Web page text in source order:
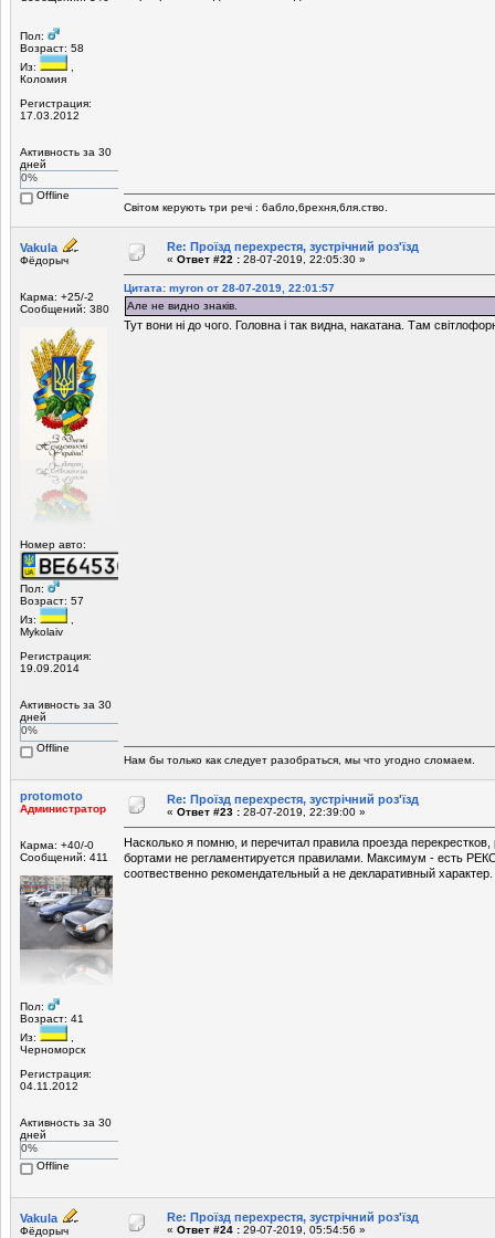
Пол:
Возраст: 58
Из:
Коломия
Регистрация:
17.03.2012
Активность за 30
дней
0%
Offline
Світом керують три речі : 6абло,6рехня,6ля.ство.
Vakula
Фёдорыч
Карма: +25/-2
Сообщений: 380
Номер авто:
Пол:
Возраст: 57
Из:
,
Mykolaiv
Регистрация:
19.09.2014
Активность за 30
дней
0%
Offline
Re: Проїзд перехрестя, зустрічний роз'їзд
« Ответ #22 : 28-07-2019, 22:05:30 »
Цитата: myron от 28-07-2019, 22:01:57
Але не видно знаків.
Тут вони ні до чого. Головна і так видна, накатана. Там
Нам бы только как следует разобраться, мы что угодно сломаем.
protomoto
Администратор
Карма: +40/-0
Сообщений: 411
Пол:
Возраст: 41
Из:
Черноморск
Регистрация:
04.11.2012
Активность за 30
дней
0%
Offline
Re: Проїзд перехрестя, зустрічний роз'їзд
« Ответ #23 : 28-07-2019, 22:39:00 »
Насколько я помню, и перечитал правила проезда
бортами не регламентируется правилами. Максимум - есть
соотвественно рекомендательный а не декларативный
Vakula
Фёдорыч
Re: Проїзд перехрестя, зустрічний роз'їзд
« Ответ #24 : 29-07-2019, 05:54:56 »